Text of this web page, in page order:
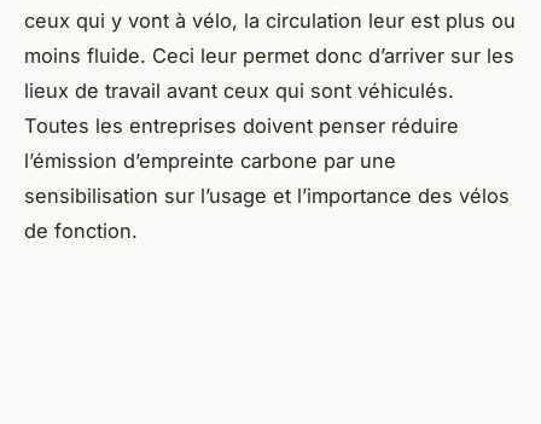
ceux qui y vont à vélo, la circulation leur est plus ou
moins fluide. Ceci leur permet donc d’arriver sur les
lieux de travail avant ceux qui sont véhiculés.
Toutes les entreprises doivent penser réduire
l’émission d’empreinte carbone par une
sensibilisation sur l’usage et l’importance des vélos
de fonction.